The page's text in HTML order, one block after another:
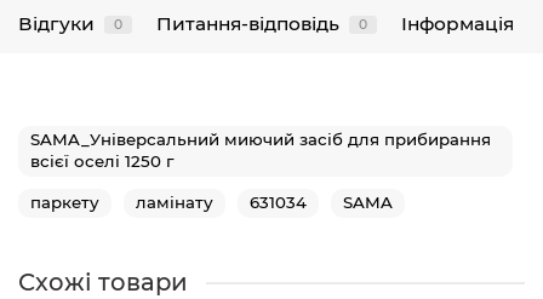
Відгуки 0 Питання-відповідь 0 Інформація
SAMA_Універсальний миючий засіб для прибирання
всієї оселі 1250 г
паркету ламінату 631034 SAMA
Схожі товари